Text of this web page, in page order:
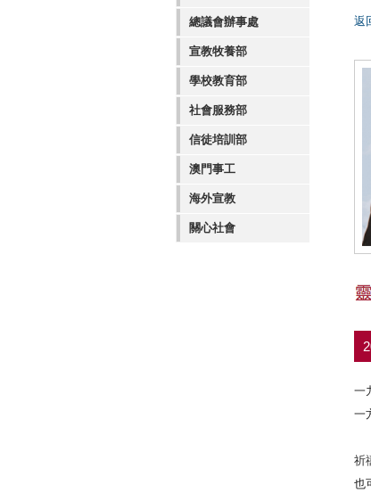
總議會辦事處
宣教牧養部
學校教育部
社會服務部
信徒培訓部
澳門事工
海外宣教
關心社會
返
一
一
祈
也